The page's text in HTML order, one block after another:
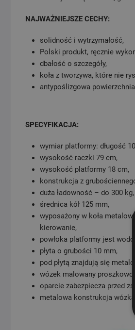
NAJWAŻNIEJSZE CECHY:
solidność i wytrzymałość,
Polski produkt, ręcznie
dbałość o szczegóły,
koła z tworzywa, które nie
antypoślizgowa
SPECYFIKACJA:
wymiar platformy: długość
wysokość raczki 79 cm,
wysokość platformy 18 cm,
konstrukcja z
duża ładowność – do 300 kg,
średnica kół 125 mm,
wyposażony w koła
kierowanie,
powłoka platformy jest
płyta o grubości 10 mm,
pod płytą znajdują się
wózek malowany proszkowo
oparcie zabezpiecza przed
metalowa konstrukcja